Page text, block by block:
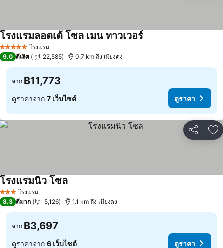
5 ดาว โรงแรม
โรงแรมลอตเต้ โซล เมน ทาวเวอร์
9.0 ดีเลิศ 22,585 0.7 km ถึง เมียงดง
จาก ฿11,773
ดูราคาจาก 7 เว็บไซต์ ดูราคา
แชร์ เ
3 ดาว โรงแรม
โรงแรมนิว โซล
8.3 ดีมาก 5,126 1.1 km ถึง เมียงดง
จาก ฿3,697
ดูราคาจาก 6 เว็บไซต์ ดูราคา